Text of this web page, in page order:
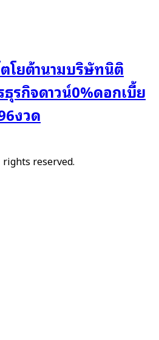
โยต้านามบริษัทนิติ
รกิจดาวน์0%ดอกเบี้ย
งวด
reserved.